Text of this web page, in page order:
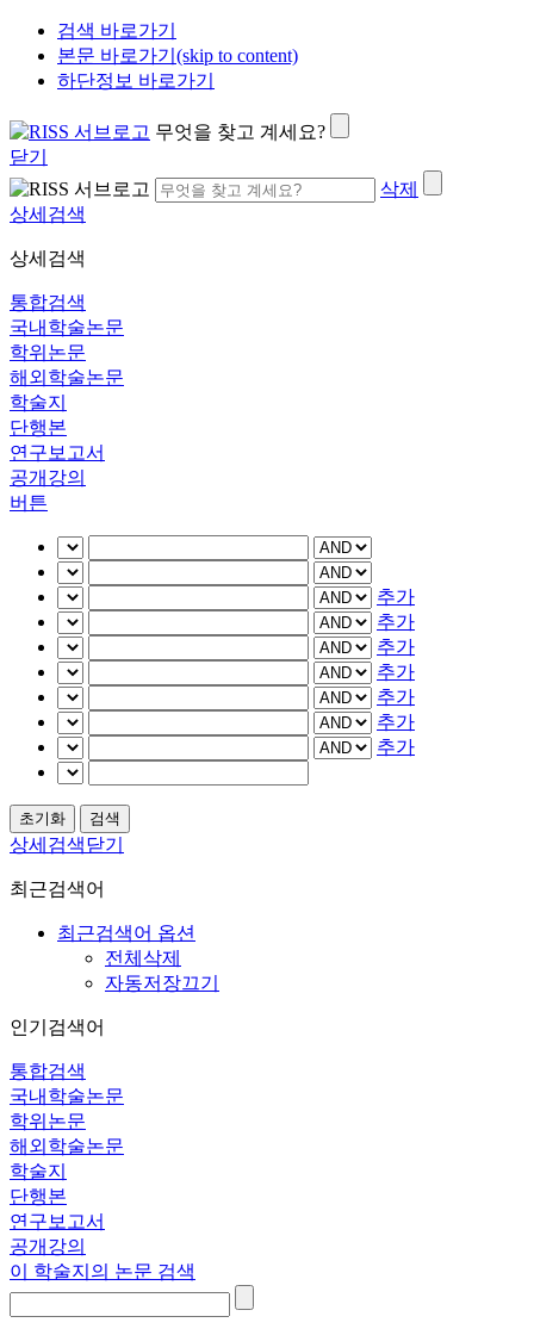
검색 바로가기
본문 바로가기(skip to content)
하단정보 바로가기
무엇을 찾고 계세요?
닫기
삭제
상세검색
상세검색
통합검색
국내학술논문
학위논문
해외학술논문
학술지
단행본
연구보고서
공개강의
버튼
추가
추가
추가
추가
추가
추가
추가
상세검색닫기
최근검색어
최근검색어 옵션
전체삭제
자동저장끄기
인기검색어
통합검색
국내학술논문
학위논문
해외학술논문
학술지
단행본
연구보고서
공개강의
이 학술지의 논문 검색